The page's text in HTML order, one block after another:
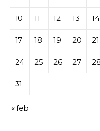
10 11 12 13 14
17 18 19 20 21
24 25 26 27 28
31
« feb